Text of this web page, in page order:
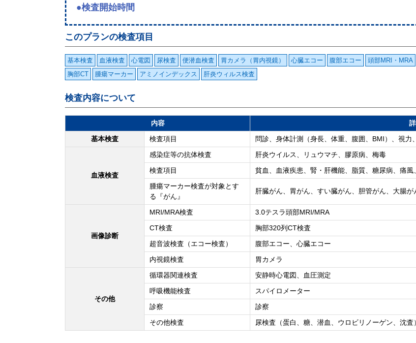
●検査開始時間
このプランの検査項目
基本検査 血液検査 心電図 尿検査 便潜血検査 胃カメラ（胃内視鏡） 心臓エコー 腹部エコー
頭部MRI・MRA
胸部CT
腫瘍マーカー アミノインデックス 肝炎ウィルス検査
検査内容について
内容
基本検査
検査項目 問診、身体計測（身長、体重、腹囲、BMI）、視力
血液検査
感染症等の抗体検査
肝炎ウイルス、リュウマチ、膠原病、梅毒
検査項目
貧血、血液疾患、腎・肝機能、脂質、糖尿病、痛風
腫瘍マーカー検査が対象とす
る『がん』
肝臓がん、胃がん、すい臓がん、胆管がん、大腸
画像診断
MRI/MRA検査
3.0テスラ頭部MRI/MRA
CT検査
胸部320列CT検査
超音波検査（エコー検査）
腹部エコー、心臓エコー
内視鏡検査
胃カメラ
その他
循環器関連検査
安静時心電図、血圧測定
呼吸機能検査
スパイロメーター
診察
診察
その他検査
尿検査（蛋白、糖、潜血、ウロビリノーゲン、沈査